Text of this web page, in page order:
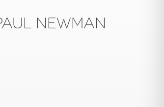
NEWMAN